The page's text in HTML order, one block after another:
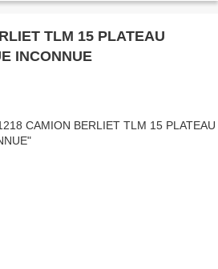
TLM 15 PLATEAU
INCONNUE